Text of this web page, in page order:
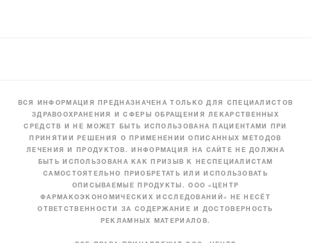
ВСЯ ИНФОРМАЦИЯ ПРЕДНАЗНАЧЕНА ТОЛЬКО ДЛЯ СПЕЦИАЛИСТОВ
ЗДРАВООХРАНЕНИЯ И СФЕРЫ ОБРАЩЕНИЯ ЛЕКАРСТВЕННЫХ
СРЕДСТВ И НЕ МОЖЕТ БЫТЬ ИСПОЛЬЗОВАНА ПАЦИЕНТАМИ ПРИ
ПРИНЯТИИ РЕШЕНИЯ О ПРИМЕНЕНИИ ОПИСАННЫХ МЕТОДОВ
ЛЕЧЕНИЯ И ПРОДУКТОВ. ИНФОРМАЦИЯ НА САЙТЕ НЕ ДОЛЖНА
БЫТЬ ИСПОЛЬЗОВАНА КАК ПРИЗЫВ К НЕСПЕЦИАЛИСТАМ
САМОСТОЯТЕЛЬНО ПРИОБРЕТАТЬ ИЛИ ИСПОЛЬЗОВАТЬ
ОПИСЫВАЕМЫЕ ПРОДУКТЫ. ООО «ЦЕНТР
ФАРМАКОЭКОНОМИЧЕСКИХ ИССЛЕДОВАНИЙ» НЕ НЕСЁТ
ОТВЕТСТВЕННОСТИ ЗА СОДЕРЖАНИЕ И ДОСТОВЕРНОСТЬ
РЕКЛАМНЫХ МАТЕРИАЛОВ.